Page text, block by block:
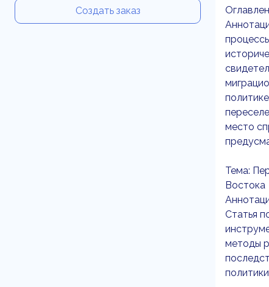
Создать заказ
место
Тема:
Востока
Статья
методы